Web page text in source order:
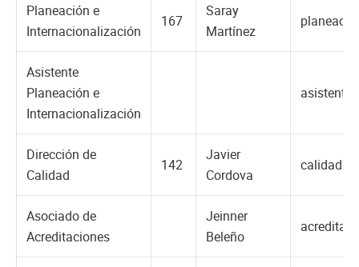
Planeación e
Internacionalización
167
Saray
Martínez
Asistente
Planeación e
Internacionalización
Dirección de
Calidad
142
Javier
Cordova
Asociado de
Acreditaciones
Jeinner
Beleño